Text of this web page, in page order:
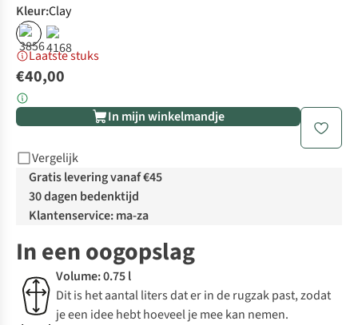
Kleur:Clay
Laatste stuks
€40,00
In mijn winkelmandje
Vergelijk
Gratis levering vanaf €45
30 dagen bedenktijd
Klantenservice: ma-za
In een oogopslag
Volume: 0.75 l
Dit is het aantal liters dat er in de rugzak past, zodat
je een idee hebt hoeveel je mee kan nemen.